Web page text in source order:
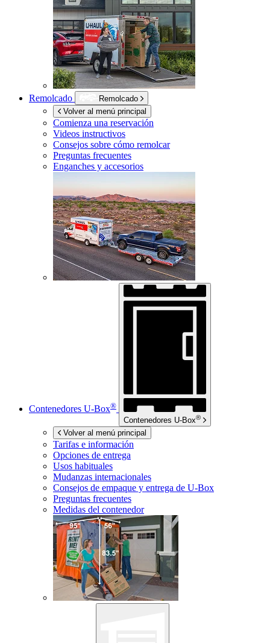
Remolcado
Remolcado
Volver al menú principal
Comienza una reservación
Videos instructivos
Consejos sobre cómo remolcar
Preguntas frecuentes
Enganches y accesorios
Contenedores U-Box®
Contenedores U-Box®
Volver al menú principal
Tarifas e información
Opciones de entrega
Usos habituales
Mudanzas internacionales
Consejos de empaque y entrega de U-Box
Preguntas frecuentes
Medidas del contenedor